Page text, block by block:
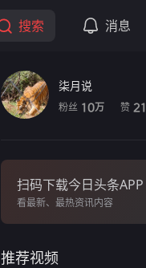
搜索 消息
柒月说
粉丝 10万 赞 21
扫码下载今日头条APP
看最新、最热资讯内容
推荐视频